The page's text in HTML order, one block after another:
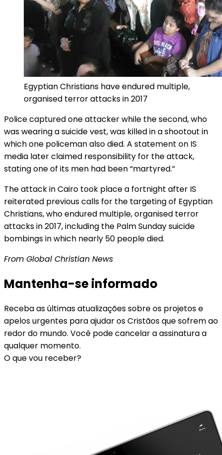
Egyptian Christians have endured multiple,
organised terror attacks in 2017
Police captured one attacker while the second, who
was wearing a suicide vest, was killed in a shootout in
which one policeman also died. A statement on IS
media later claimed responsibility for the attack,
stating one of its men had been “martyred.”
The attack in Cairo took place a fortnight after IS
reiterated previous calls for the targeting of Egyptian
Christians, who endured multiple, organised terror
attacks in 2017, including the Palm Sunday suicide
bombings in which nearly 50 people died.
From Global Christian News
Mantenha-se informado
Receba as últimas atualizações sobre os projetos e
apelos urgentes para ajudar os Cristãos que sofrem ao
redor do mundo. Você pode cancelar a assinatura a
qualquer momento.
O que vou receber?